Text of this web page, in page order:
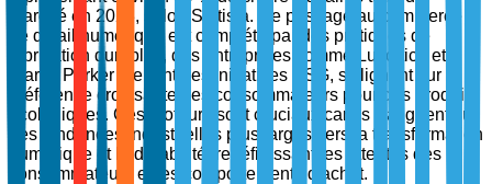
marché en 2023, selon Statista. Ce passage au commerce
de détail numérique est complété par des pratiques de
fabrication durables, des entreprises comme Luxottica et
Warby Parker menant des initiatives ESG, s'alignant sur la
préférence croissante des consommateurs pour des produits
écologiques. Ces moteurs sont cruciaux car ils s'alignent sur
des tendances industrielles plus larges vers la transformation
numérique et la durabilité, redéfinissant les attentes des
consommateurs et les comportements d'achat.